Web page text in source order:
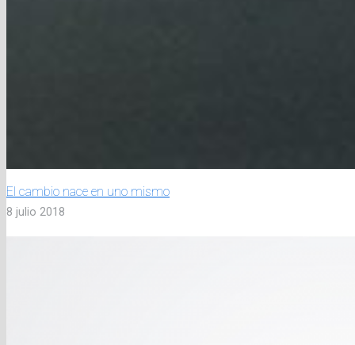
El cambio nace en uno mismo
8 julio 2018